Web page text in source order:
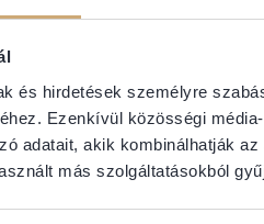
és hirdetések személyre
Ezenkívül közösségi
adatait, akik kombinálhatják
más szolgáltatásokból